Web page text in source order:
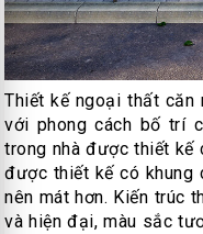
Thiết kế ngoại thất căn
với phong cách bố trí
trong nhà được thiết
được thiết kế có khung
nên mát hơn. Kiến trúc
và hiện đại, màu sắc